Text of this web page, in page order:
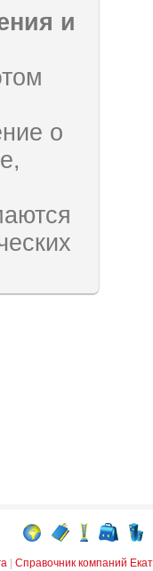
и
о
Справочник компаний